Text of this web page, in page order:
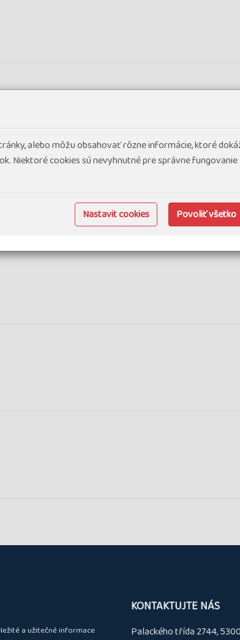
a užitečné informace
KONTAKTUJTE NÁS
Palackého třída 2744,
alebo môžu obsahovať rôzne informácie, ktoré
Niektoré cookies sú nevyhnutné pre správne fungovanie
Nastavit cookies Povoliť všetko